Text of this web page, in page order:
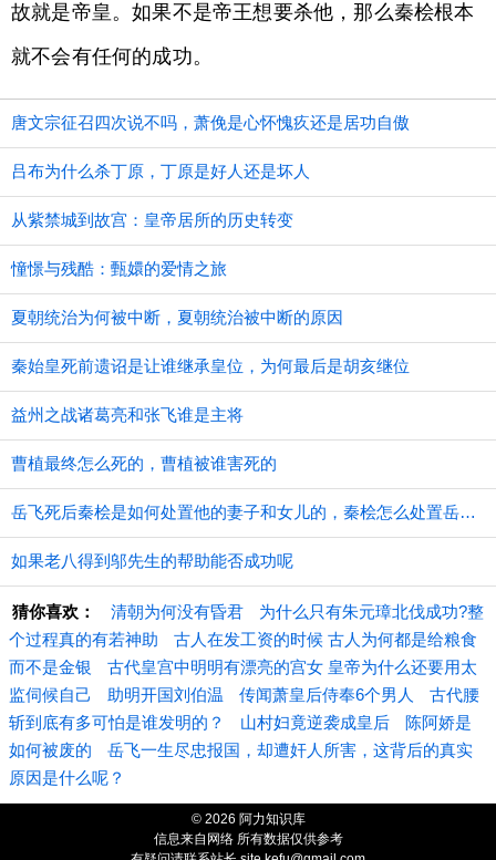
故就是帝皇。如果不是帝王想要杀他，那么秦桧根本
就不会有任何的成功。
唐文宗征召四次说不吗，萧俛是心怀愧疚还是居功自傲
吕布为什么杀丁原，丁原是好人还是坏人
从紫禁城到故宫：皇帝居所的历史转变
憧憬与残酷：甄嬛的爱情之旅
夏朝统治为何被中断，夏朝统治被中断的原因
秦始皇死前遗诏是让谁继承皇位，为何最后是胡亥继位
益州之战诸葛亮和张飞谁是主将
曹植最终怎么死的，曹植被谁害死的
​岳飞死后秦桧是如何处置他的妻子和女儿的，秦桧怎么处置岳飞家人的
如果老八得到邬先生的帮助能否成功呢
猜你喜欢： 清朝为何没有昏君
为什么只有朱元璋北伐成功?整
个过程真的有若神助
古人在发工资的时候 古人为何都是给粮食
而不是金银
古代皇宫中明明有漂亮的宫女 皇帝为什么还要用太
监伺候自己
助明开国刘伯温 传闻萧皇后侍奉6个男人
古代腰
斩到底有多可怕是谁发明的？
山村妇竟逆袭成皇后
陈阿娇是
如何被废的
岳飞一生尽忠报国，却遭奸人所害，这背后的真实
原因是什么呢？
© 2026 阿力知识库
信息来自网络 所有数据仅供参考